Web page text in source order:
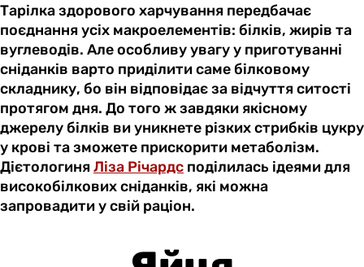
Тарілка здорового харчування передбачає
поєднання усіх макроелементів: білків, жирів та
вуглеводів. Але особливу увагу у приготуванні
сніданків варто приділити саме білковому
складнику, бо він відповідає за відчуття ситості
протягом дня. До того ж завдяки якісному
джерелу білків ви уникнете різких стрибків цукру
у крові та зможете прискорити метаболізм.
ДієтологиняЛіза Річардс поділилась ідеями для
високобілкових сніданків, які можна
запровадити у свій раціон.